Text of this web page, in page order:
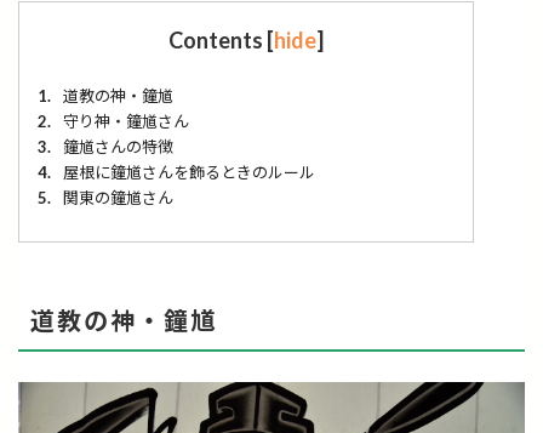
Contents [hide]
1.
道教の神・鐘馗
2.
守り神・鐘馗さん
3.
鐘馗さんの特徴
4.
屋根に鐘馗さんを飾るときのルール
5.
関東の鐘馗さん
道教の神・鐘馗